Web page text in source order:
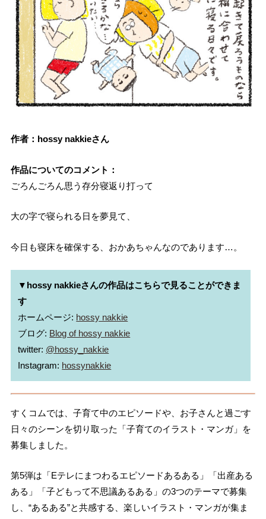
作者：hossy nakkieさん
作品についてのコメント：
ごろんごろん思う存分寝返り打って
大の字で寝られる日を夢見て、
今日も寝床を確保する、おかあちゃんなのであります…。
▼hossy nakkieさんの作品はこちらで見ることができま
す
ホームページ: hossy nakkie
ブログ: Blog of hossy nakkie
twitter: @hossy_nakkie
Instagram: hossynakkie
すくコムでは、子育て中のエピソードや、お子さんと過ごす
日々のシーンを切り取った「子育てのイラスト・マンガ」を
募集しました。
第5弾は「Eテレにまつわるエピソードあるある」「出産ある
ある」「子どもって不思議あるある」の3つのテーマで募集
し、“あるある”と共感する、楽しいイラスト・マンガが集ま